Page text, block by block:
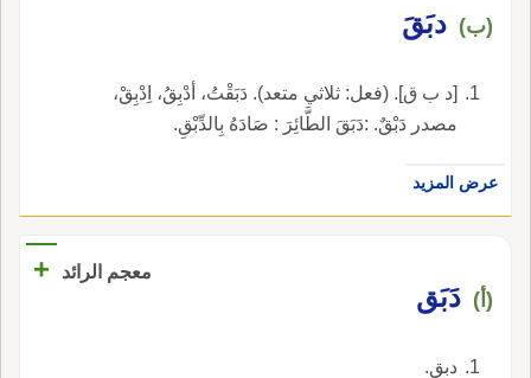
(ب) دبَقَ
[د ب ق]. (فعل: ثلاثي متعد). دَبَقْتُ، أدْبِقُ، اِدْبِقْ،
مصدر دَبْقٌ. :دَبَقَ الطَّائِرَ : صَادَهُ بِالدِّبْقِ.
عرض المزيد
معجم الرائد +
(أ) دَبَق
دبق.